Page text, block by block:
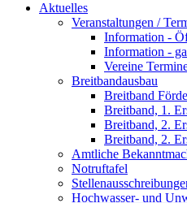
Aktuelles
Veranstaltungen /
Information -
Information -
Vereine
Breitbandausbau
Breitband
Breitband, 1.
Breitband, 2.
Breitband, 2.
Amtliche
Notruftafel
Hochwasser- und